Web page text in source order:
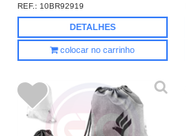
REF.: 10BR92919
DETALHES
colocar no carrinho